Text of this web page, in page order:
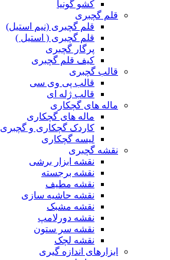
کشو گونیا
قلم گچبری
قلم گچبری (نیم استیل)
قلم گچبری ( استیل )
پرگار گچبری
کیف قلم گچبری
قالب گچبری
قالب پی وی سی
قالب ژله ای
ماله های گچکاری
ماله های گچکاری
کاردک گچکاری و گچبری
لیسه گچکاری
نقشه گچبری
نقشه ابزار برشی
نقشه برجسته
نقشه مطیف
نقشه حاشیه سازی
نقشه مشبک
نقشه دورلامپ
نقشه سر ستون
نقشه لچک
ابزارهای اندازه گیری